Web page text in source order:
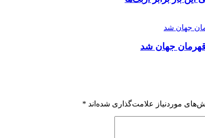
قهرمان جهان شد
موردنیاز علامت‌گذاری شده‌اند *